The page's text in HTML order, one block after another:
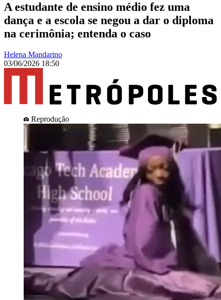
A estudante de ensino médio fez uma
dança e a escola se negou a dar o diploma
na cerimônia; entenda o caso
Helena Mandarino
03/06/2026 18:50
Reprodução